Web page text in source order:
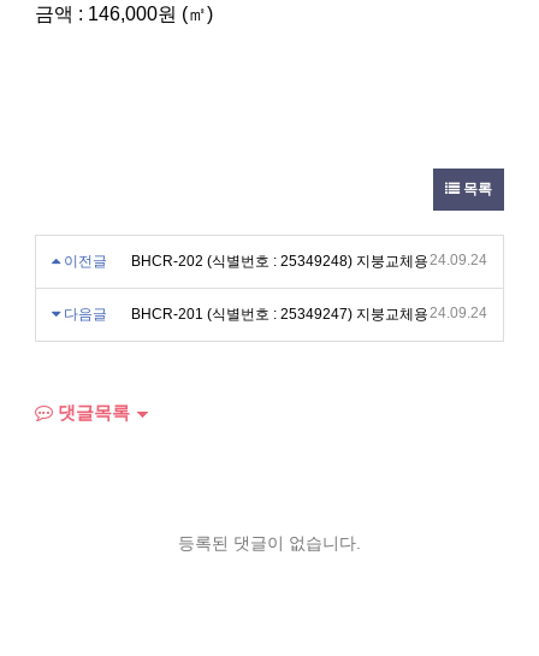
금액 : 146,000원 (㎡)
목록
이전글 BHCR-202 (식별번호 : 25349248) 지붕교체용24.09.24
다음글 BHCR-201 (식별번호 : 25349247) 지붕교체용24.09.24
댓글목록
등록된 댓글이 없습니다.